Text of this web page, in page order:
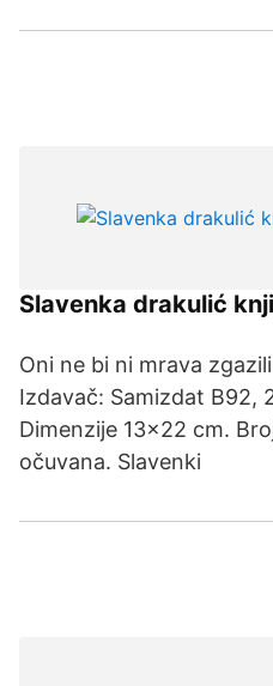
Slavenka drakulić
Oni ne bi ni mrava
Izdavač: Samizdat B92,
Dimenzije 13x22 cm.
očuvana. Slavenki